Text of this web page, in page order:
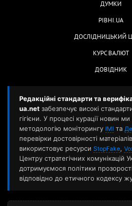
ДУМКИ
РІВНІ.UA
ДОСЛІДНИЦЬКИЙ
КУРС ВАЛЮТ
ДОВІДНИК
Редакційні стандарти та
ua.net забезпечує високі
гігієни. У процесі курації новин
методологію моніторингу ІМІ та
перевірки достовірності
використовує ресурси StopFake,
Центру стратегічних комунікацій
дотримуємося політики
відповідно до етичного кодексу